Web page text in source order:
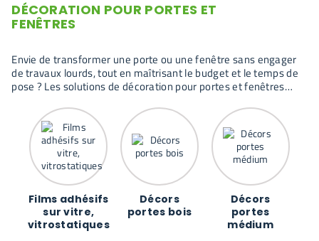
DÉCORATION POUR PORTES ET
FENÊTRES
Envie de transformer une porte ou une fenêtre sans engager
de travaux lourds, tout en maîtrisant le budget et le temps de
pose ? Les solutions de décoration pour portes et fenêtres
ou de personnaliser un espace, avec des produits conçus pour
s’adapter aux supports existants et à un usage quotidien.
Films adhésifs
sur vitre,
vitrostatiques
Décors
portes bois
Décors
portes
médium